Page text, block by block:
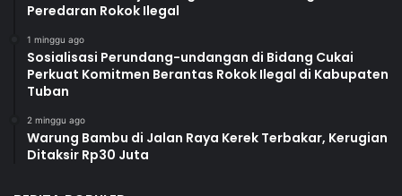
Peredaran Rokok Ilegal
1 minggu ago
Sosialisasi Perundang-undangan di Bidang Cukai
Perkuat Komitmen Berantas Rokok Ilegal di Kabupaten
Tuban
2 minggu ago
Warung Bambu di Jalan Raya Kerek Terbakar, Kerugian
Ditaksir Rp30 Juta